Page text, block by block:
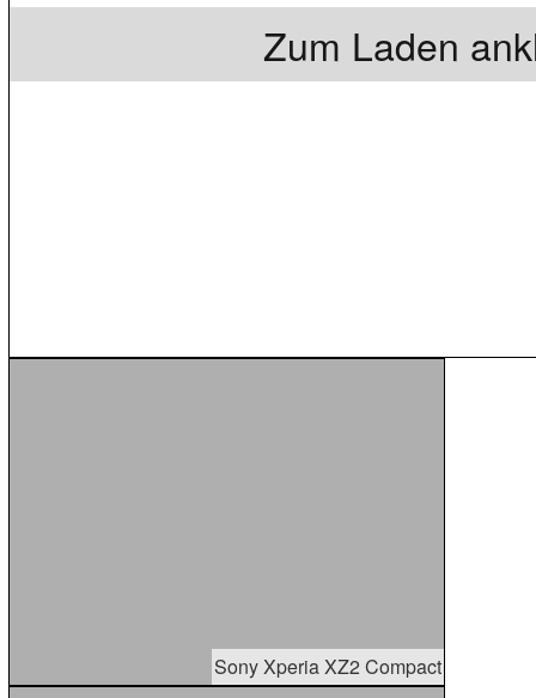
Zum Laden
Sony Xperia XZ2 Compact